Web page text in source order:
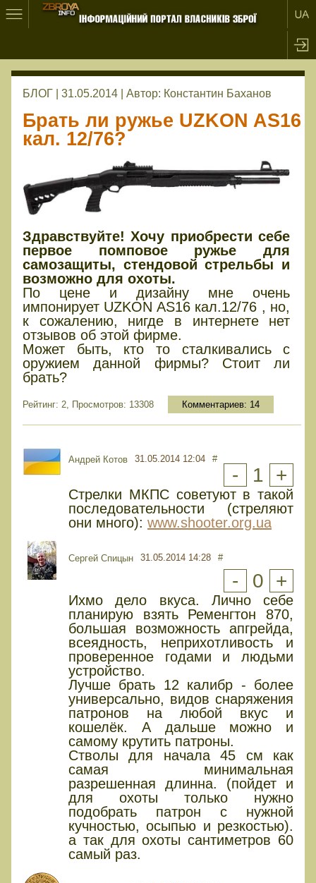
БЛОГ | 31.05.2014 | Автор: Константин Баханов
Брать ли ружье UZKON AS16
кал. 12/76?
Здравствуйте! Хочу приобрести себе
первое помповое ружье для
самозащиты, стендовой стрельбы и
возможно для охоты.
По цене и дизайну мне очень
импонирует UZKON AS16 кал.12/76 , но,
к сожалению, нигде в интернете нет
отзывов об этой фирме.
Может быть, кто то сталкивались с
оружием данной фирмы? Стоит ли
брать?
Рейтинг: 2, Просмотров: 13308 Комментариев: 14
Андрей Котов 31.05.2014 12:04 #
- 1 +
Стрелки МКПС советуют в такой
последовательности (стреляют
они много): www.shooter.org.ua
Сергей Спицын 31.05.2014 14:28 #
- 0 +
Ихмо дело вкуса. Лично себе
планирую взять Ременгтон 870,
большая возможность апгрейда,
всеядность, неприхотливость и
проверенное годами и людьми
устройство.
Лучше брать 12 калибр - более
универсально, видов снаряжения
патронов на любой вкус и
кошелёк. А дальше можно и
самому крутить патроны.
Стволы для начала 45 см как
самая минимальная
разрешенная длинна. (пойдет и
для охоты только нужно
подобрать патрон с нужной
кучностью, осыпью и резкостью).
а так для охоты сантиметров 60
самый раз.